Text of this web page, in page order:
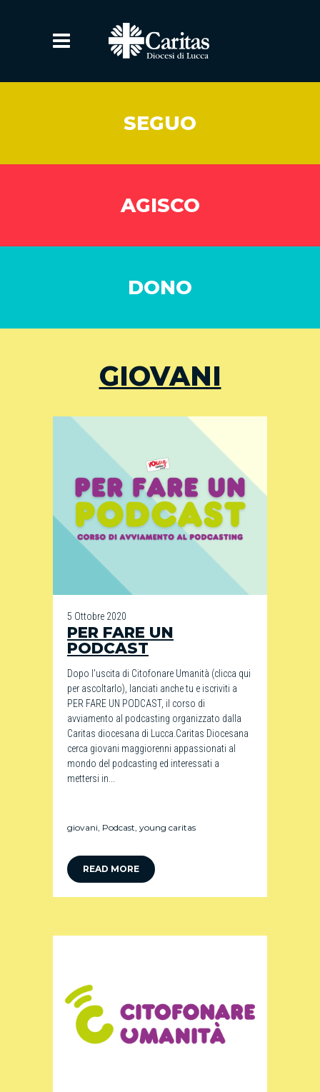
SEGUO
AGISCO
DONO
GIOVANI
5 Ottobre 2020
PER FARE UN
PODCAST
Dopo l'uscita di Citofonare Umanità (clicca qui
per ascoltarlo), lanciati anche tu e iscriviti a
PER FARE UN PODCAST, il corso di
avviamento al podcasting organizzato dalla
Caritas diocesana di Lucca.Caritas Diocesana
cerca giovani maggiorenni appassionati al
mondo del podcasting ed interessati a
mettersi in...
giovani Podcast young caritas
READ MORE